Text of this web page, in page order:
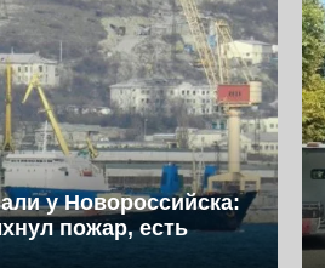
у Новороссийска:
пожар, есть